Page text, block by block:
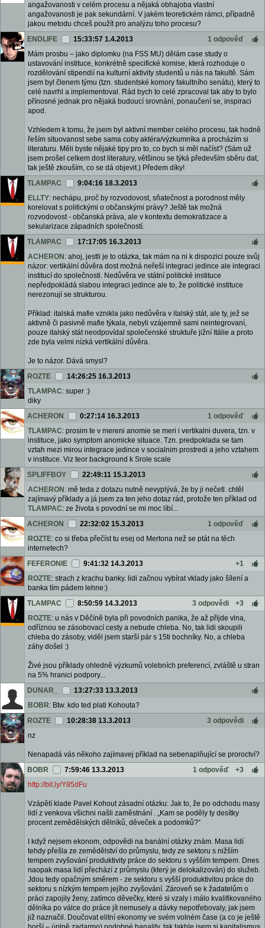
angažovanosti v celém procesu a nějaká obhajoba vlastní
angažovanosti je pak sekundární. V jakém teoretickém rámci, případně
jakou metodu chceš použít pro analýzu toho procesu?
ENDLIFE
15:33:57 1.4.2013
1 odpověď
Mám prosbu – jako diplomku (na FSS MU) dělám case study o
ustavování instituce, konkrétně specifické komise, která rozhoduje o
rozdělování stipendií na kulturní aktivity studentů u nás na fakultě. Sám
jsem byl členem týmu (tzn. studentské komory fakultního senátu), který to
celé navrhl a implementoval. Rád bych to celé zpracoval tak aby to bylo
přínosné jednak pro nějaká budoucí srovnání, ponaučení se, inspiraci
apod.
Vzhledem k tomu, že jsem byl aktivní member celého procesu, tak hodně
řeším situovanost sebe sama coby aktéra/výzkumníka a procházím si
literaturu. Měli byste nějaké tipy pro to, co bych si měl načíst? (Sám už
jsem prošel celkem dost literatury, většinou se týká především sběru dat,
tak ještě zkouším, co se dá objevit.) Předem díky!
TLAMPAC
9:04:16 18.3.2013
ELLTY: nechápu, proč by rozvodovost, sňatečnost a porodnost měly
korelovat s politickými o občanskými právy? Ještě tak možná
rozvodovost - občanská práva, ale v kontextu demokratizace a
sekularizace západních společností.
TLAMPAC
17:17:05 16.3.2013
ACHERON : ahoj, jestli je to otázka, tak mám na ni k dispozici pouze svůj
názor: vertikální důvěra dost možná neřeší integraci jedince ale integraci
institucí do společnosti. Nedůvěra ve státní politické instituce
nepředpokládá slabou integraci jedince ale to, že politické instituce
nerezonují se strukturou.
Příklad: italská mafie vznikla jako nedůvěra v italský stát, ale ty, jež se
aktivně či pasivně mafie týkala, nebyli vzájemně sami neintegrovaní,
pouze italský stát neodpovídal společenské struktuře jižní Itálie a proto
zde byla velmi nízká vertikální důvěra.
Je to názor. Dává smysl?
ROZTE
14:26:25 16.3.2013
TLAMPAC: super :)
diky
ACHERON
0:27:14 16.3.2013
1 odpověď
TLAMPAC: prosim te v mereni anomie se meri i vertikalni duvera, tzn. v
instituce, jako symptom anomicke situace. Tzn. predpoklada se tam
vztah mezi mirou integrace jedince v socialnim prostredi a jeho vztahem
v instituce. Viz teor background k Srole scale
SPLIFFBOY
22:49:11 15.3.2013
ACHERON : mě teda z dotazu nutně nevyplývá, že by ji nečetl. chtěl
zajímavý příklady a já jsem za ten jeho dotaz rád, protože ten příklad od
TLAMPAC: ze života s povodní se mi moc líbí...
ACHERON
22:32:02 15.3.2013
1 odpověď
ROZTE: co si třeba přečíst tu esej od Mertona než se ptát na těch
internetech?
FEFERONIE
9:41:32 14.3.2013
+1
ROZTE: strach z krachu banky. lidi začnou vybírat vklady jako šílení a
banka tím pádem lehne:)
TLAMPAC
8:50:59 14.3.2013 3 odpovědi
+3
ROZTE: u nás v Děčíně byla při povodních panika, že až přijde vlna,
odříznou se zásobovací cesty a nebude chleba. No, tak lidi skoupili
chleba do zásoby, viděl jsem starší pár s 15ti bochníky. No, a chleba
záhy došel :)
Živé jsou příklady ohledně výzkumů volebních preferencí, zvláště u stran
na 5% hranici podpory...
DUNAR_
13:27:33 13.3.2013
BOBR: Btw. kdo ted plati Kohouta?
ROZTE
10:28:38 13.3.2013
3 odpovědi
nz
Nenapadá vás někoho zajímavej příklad na sebenaplňující se proroctví?
BOBR
7:59:46 13.3.2013 1 odpověď
+3
http://bit.ly/Y85dFu
Vzápětí klade Pavel Kohout zásadní otázku: Jak to, že po odchodu masy
lidí z venkova všichni našli zaměstnání . „Kam se poděly ty desítky
procent zemědělských dělníků, děveček a podomků?“
I když nejsem ekonom, odpovědi na banální otázky znám. Masa lidí
tehdy přešla ze zemědělství do průmyslu, tedy ze sektoru s nižším
tempem zvyšování produktivity práce do sektoru s vyšším tempem. Dnes
naopak masa lidí přechází z průmyslu (který je delokalizován) do služeb.
Jdou tedy opačným směrem - ze sektoru s vyšší produktivitou práce do
sektoru s nízkým tempem jejího zvyšování. Zároveň se k žadatelům o
práci zapojily ženy, zatímco děvečky, které si vzaly i málo kvalifikovaného
dělníka po válce do práce jít nemusely a dávky nepotřebovaly, jak jsem
již naznačil. Doučovat elitní ekonomy ve svém volném čase (a co je ještě